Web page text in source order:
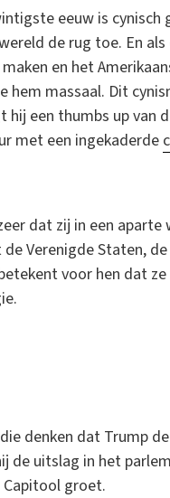
eeuw is cynisch
de rug toe. En
en het
hem massaal. Dit
een thumbs up van
met een ingekaderde
dat zij in een aparte
Verenigde Staten,
voor hen dat
denken dat Trump
uitslag in het
groet.